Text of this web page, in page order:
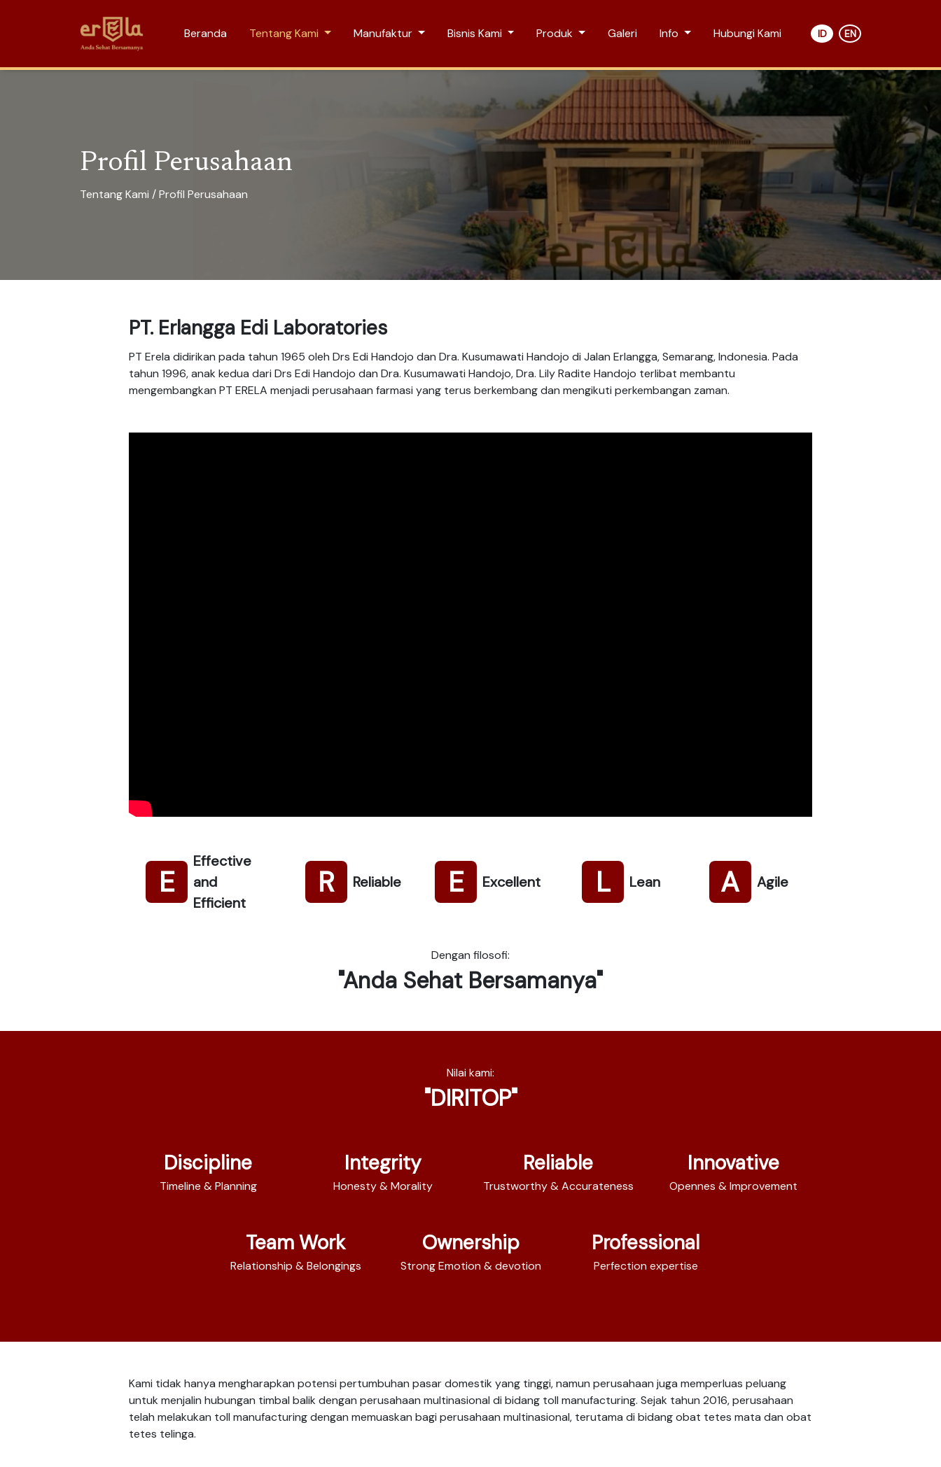
Beranda Tentang Kami Manufaktur Bisnis Kami Produk Galeri Info Hubungi Kami ID EN
Profil Perusahaan
Tentang Kami / Profil Perusahaan
PT. Erlangga Edi Laboratories
PT Erela didirikan pada tahun 1965 oleh Drs Edi Handojo dan Dra. Kusumawati Handojo di Jalan Erlangga, Semarang, Indonesia. Pada
tahun 1996, anak kedua dari Drs Edi Handojo dan Dra. Kusumawati Handojo, Dra. Lily Radite Handojo terlibat membantu
mengembangkan PT ERELA menjadi perusahaan farmasi yang terus berkembang dan mengikuti perkembangan zaman.
E
Effective
and
Efficient
R Reliable E Excellent L Lean A Agile
Dengan filosofi:
"Anda Sehat Bersamanya"
Nilai kami:
"DIRITOP"
Discipline
Timeline & Planning
Integrity
Honesty & Morality
Reliable
Trustworthy & Accurateness
Innovative
Opennes & Improvement
Team Work
Relationship & Belongings
Ownership
Strong Emotion & devotion
Professional
Perfection expertise
Kami tidak hanya mengharapkan potensi pertumbuhan pasar domestik yang tinggi, namun perusahaan juga memperluas peluang
untuk menjalin hubungan timbal balik dengan perusahaan multinasional di bidang toll manufacturing. Sejak tahun 2016, perusahaan
telah melakukan toll manufacturing dengan memuaskan bagi perusahaan multinasional, terutama di bidang obat tetes mata dan obat
tetes telinga.